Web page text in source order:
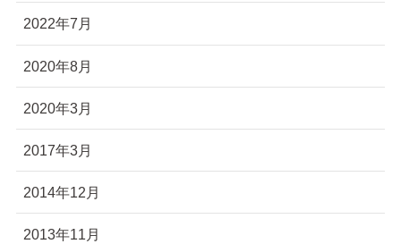
2022年7月
2020年8月
2020年3月
2017年3月
2014年12月
2013年11月